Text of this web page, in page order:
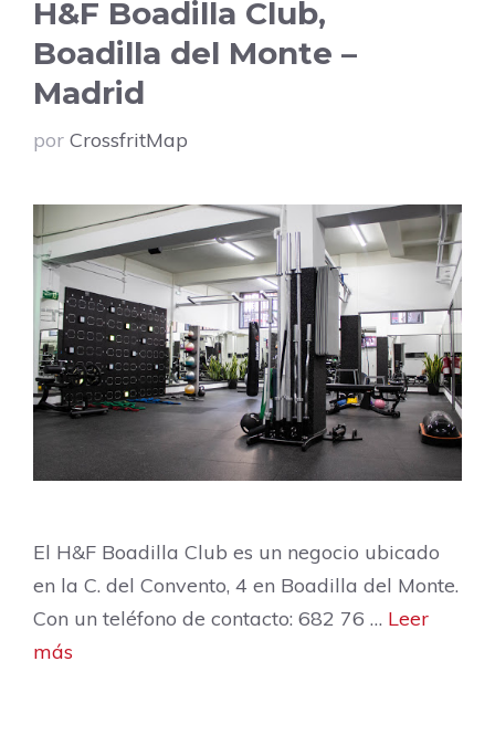
H&F Boadilla Club,
Boadilla del Monte –
Madrid
por CrossfritMap
El H&F Boadilla Club es un negocio ubicado
en la C. del Convento, 4 en Boadilla del Monte.
Con un teléfono de contacto: 682 76 … Leer
más